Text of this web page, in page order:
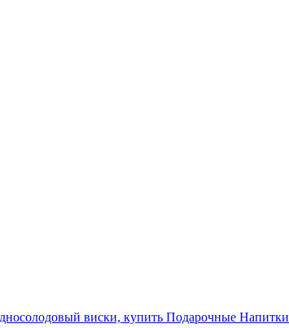
виски, купить Подарочные Напитки